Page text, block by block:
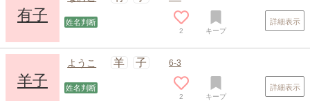
有子 姓名判断
2 キープ
詳細表示
羊子
ようこ 羊 子 6-3
姓名判断
2 キープ
詳細表示